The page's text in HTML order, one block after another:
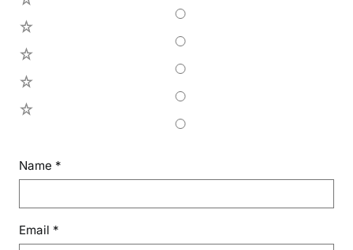
Name *
Email *